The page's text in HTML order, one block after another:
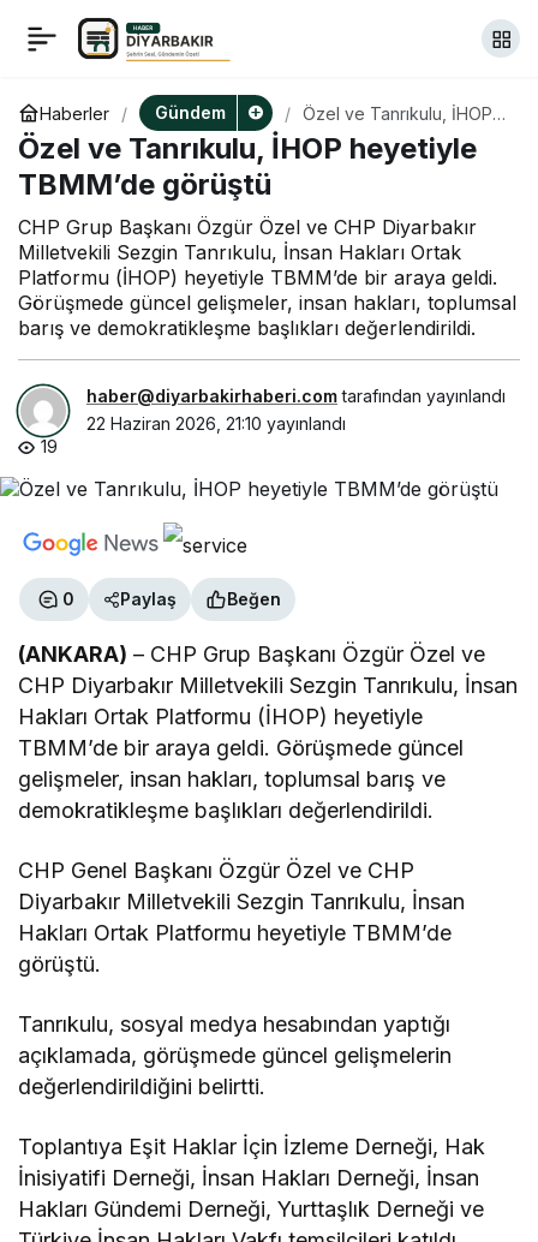
Haberler Gündem
Özel ve Tanrıkulu, İHOP
heyetiyle TBMM’de
görüştü
Özel ve Tanrıkulu, İHOP heyetiyle
TBMM’de görüştü
CHP Grup Başkanı Özgür Özel ve CHP Diyarbakır
Milletvekili Sezgin Tanrıkulu, İnsan Hakları Ortak
Platformu (İHOP) heyetiyle TBMM’de bir araya geldi.
Görüşmede güncel gelişmeler, insan hakları, toplumsal
barış ve demokratikleşme başlıkları değerlendirildi.
haber@diyarbakirhaberi.comtarafından yayınlandı
22 Haziran 2026, 21:10 yayınlandı
19
0 Paylaş Beğen
(ANKARA) – CHP Grup Başkanı Özgür Özel ve
CHP Diyarbakır Milletvekili Sezgin Tanrıkulu, İnsan
Hakları Ortak Platformu (İHOP) heyetiyle
TBMM’de bir araya geldi. Görüşmede güncel
gelişmeler, insan hakları, toplumsal barış ve
demokratikleşme başlıkları değerlendirildi.
CHP Genel Başkanı Özgür Özel ve CHP
Diyarbakır Milletvekili Sezgin Tanrıkulu, İnsan
Hakları Ortak Platformu heyetiyle TBMM’de
görüştü.
Tanrıkulu, sosyal medya hesabından yaptığı
açıklamada, görüşmede güncel gelişmelerin
değerlendirildiğini belirtti.
Toplantıya Eşit Haklar İçin İzleme Derneği, Hak
İnisiyatifi Derneği, İnsan Hakları Derneği, İnsan
Hakları Gündemi Derneği, Yurttaşlık Derneği ve
Ümit Özdağ’dan şehit
Süleyman Aydın’ın
kabrine ziyaret
Paylaş